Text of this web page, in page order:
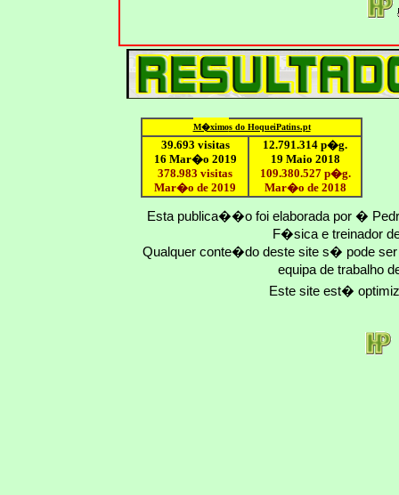
M�ximos do HoqueiPatins.pt
39.693 visitas
16 Mar�o 2019
378.983 visitas
Mar�o de 2019
12.791.314 p�g.
19 Maio 2018
109.380.527p�g.
Mar�o de 2018
Esta publica��o foi elaborada por �
F�sica e treinador
Qualquer conte�do deste site s� pode
equipa de trabalho
Este site est�